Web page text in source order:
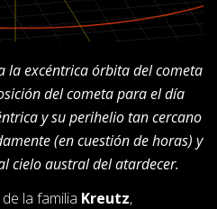
la excéntrica órbita del cometa
del cometa para el día
y su perihelio tan cercano
(en cuestión de horas) y
cielo austral del atardecer.
la familia Kreutz,